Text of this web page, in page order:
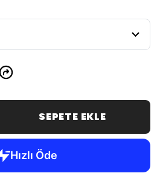
SEPETE EKLE